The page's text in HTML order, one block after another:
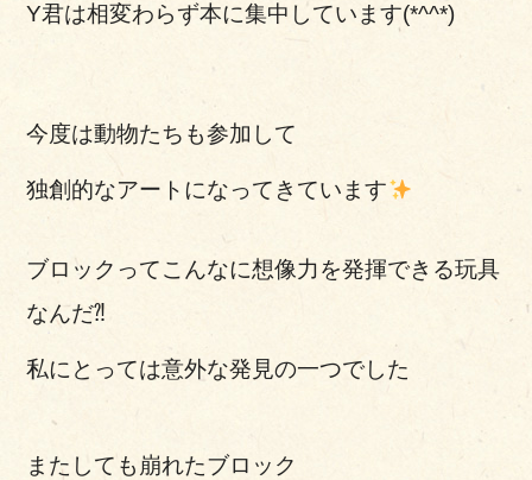
Y君は相変わらず本に集中しています(*^^*)
今度は動物たちも参加して
独創的なアートになってきています
ブロックってこんなに想像力を発揮できる玩具
なんだ⁈
私にとっては意外な発見の一つでした
またしても崩れたブロック